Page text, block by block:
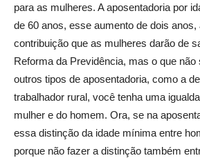
para as mulheres. A aposentadoria por
de 60 anos, esse aumento de dois anos,
contribuição que as mulheres darão de
Reforma da Previdência, mas o que não
outros tipos de aposentadoria, como a
trabalhador rural, você tenha uma
mulher e do homem. Ora, se na
essa distinção da idade mínima entre
porque não fazer a distinção também